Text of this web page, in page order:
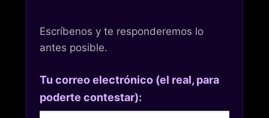
Escríbenos y te responderemos lo
antes posible.
Tu correo electrónico (el real, para
poderte contestar):